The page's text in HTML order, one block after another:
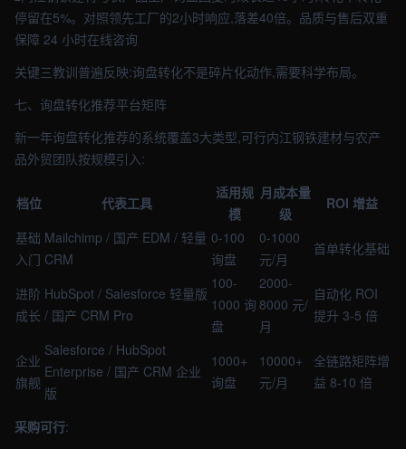
停留在5%。对照领先工厂的2小时响应,落差40倍。品质与售后双重
保障 24 小时在线咨询
关键三教训普遍反映:询盘转化不是碎片化动作,需要科学布局。
七、询盘转化推荐平台矩阵
新一年询盘转化推荐的系统覆盖3大类型,可行内江钢铁建材与农产
品外贸团队按规模引入:
档位 代表工具
适用规
模
月成本量
级
ROI 增益
基础
入门
Mailchimp / 国产 EDM / 轻量
CRM
0-100
询盘
0-1000
元/月
首单转化基础
进阶
成长
HubSpot / Salesforce 轻量版
/ 国产 CRM Pro
100-
1000 询
盘
2000-
8000 元/
月
自动化 ROI
提升 3-5 倍
企业
旗舰
Salesforce / HubSpot
Enterprise / 国产 CRM 企业
版
1000+
询盘
10000+
元/月
全链路矩阵增
益 8-10 倍
采购可行: